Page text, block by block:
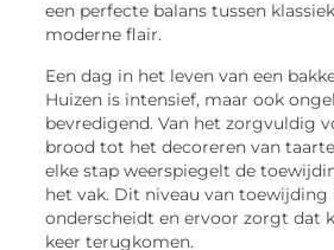
een perfecte balans tussen
moderne flair.
Een dag in het leven van een
Huizen is intensief, maar ook
bevredigend. Van het zorgvuldig
brood tot het decoreren van
elke stap weerspiegelt de
het vak. Dit niveau van toewijding
onderscheidt en ervoor zorgt dat
keer terugkomen.